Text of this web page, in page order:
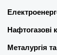
Нафтогазові
Металургія